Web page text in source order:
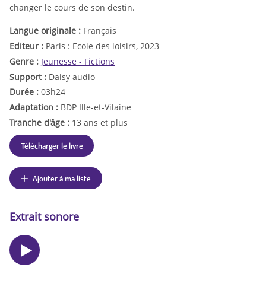
changer le cours de son destin.
Langue originale : Français
Editeur : Paris : Ecole des loisirs, 2023
Genre : Jeunesse - Fictions
Support : Daisy audio
Durée : 03h24
Adaptation : BDP Ille-et-Vilaine
Tranche d'âge : 13 ans et plus
Télécharger le livre
Ajouter à ma liste
Extrait sonore